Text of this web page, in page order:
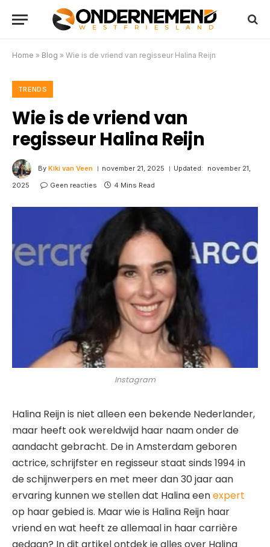
Home » Blog » Wie is de vriend van regisseur Halina Reijn
TRENDS
Wie is de vriend van
regisseur Halina Reijn
By Kiki van Veen november 21, 2025 Updated:
november 21,
2025
Geen reacties 4 Mins Read
Instagram
Halina Reijn is niet alleen een bekende Nederlander,
maar heeft ook wereldwijd haar naam onder de
aandacht gebracht. De in Amsterdam geboren
actrice, schrijfster en regisseur staat sinds 1994 in
de schijnwerpers en met meer dan 30 jaar aan
ervaring kunnen we stellen dat Halina eenexpert
op haar gebied is. Maar wie is Halina Reijn haar
vriend en wat heeft ze allemaal in haar carrière